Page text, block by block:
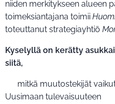
niiden merkitykseen alueen
toimeksiantajana toimii
toteuttanut strategiayhtiö
Kyselyllä on kerätty
siitä,
▪️ mitkä muutostekijät
Uusimaan tulevaisuuteen